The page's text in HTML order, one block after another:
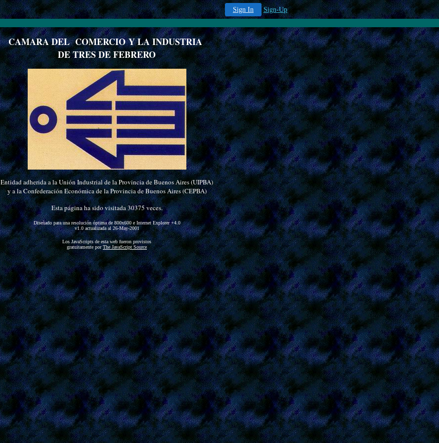
Sign In Sign-Up
CAMARA DEL COMERCIO Y LA INDUSTRIA
DE TRES DE FEBRERO
Entidad adherida a la Unión Industrial de la Provincia de Buenos Aires (UIPBA)
y a la Confederación Económica de la Provincia de Buenos Aires (CEPBA)
Esta página ha sido visitada 30375 veces.
Diseñado para una resolución óptima de 800x600 e Internet Explorer +4.0
v1.0 actualizada al 26-May-2001
Los JavaScripts de esta web fueron provistos
gratuitamente porThe JavaScript Source